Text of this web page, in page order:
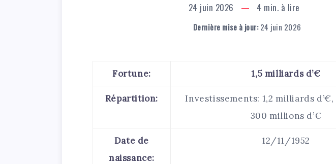
24 juin 2026 4 min. à lire
Dernière mise à jour:24 juin 2026
Fortune: 1,5 milliards d’€
Répartition:
Investissements: 1,2 milliards
300 millions d’€
Date de
naissance:
12/11/1952